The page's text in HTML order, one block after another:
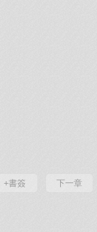
+書簽 下一章